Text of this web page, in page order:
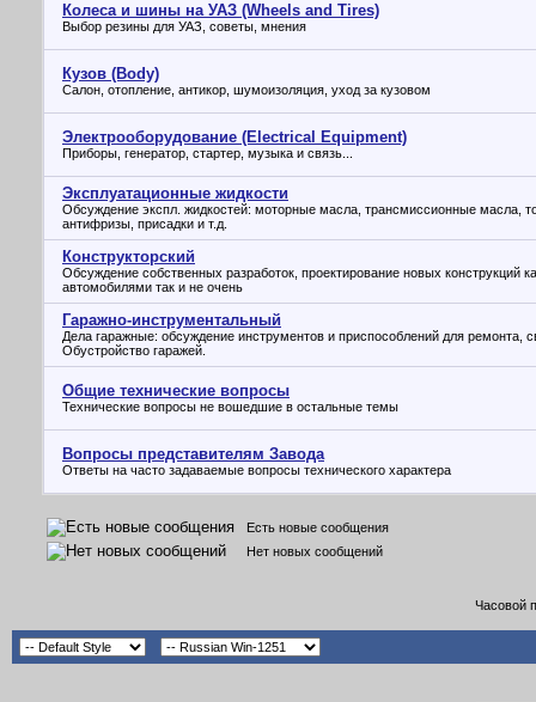
Колеса и шины на УАЗ (Wheels and Tires)
Выбор резины для УАЗ, советы, мнения
Кузов (Body)
Салон, отопление, антикор, шумоизоляция, уход за кузовом
Электрооборудование (Electrical Equipment)
Приборы, генератор, стартер, музыка и связь...
Эксплуатационные жидкости
Обсуждение экспл. жидкостей: моторные масла, трансмиссионные масла,
антифризы, присадки и т.д.
Конструкторский
Обсуждение собственных разработок, проектирование новых конструкций
автомобилями так и не очень
Гаражно-инструментальный
Дела гаражные: обсуждение инструментов и приспособлений для ремонта,
Обустройство гаражей.
Общие технические вопросы
Технические вопросы не вошедшие в остальные темы
Вопросы представителям Завода
Ответы на часто задаваемые вопросы технического характера
Есть новые сообщения
Нет новых сообщений
Часовой